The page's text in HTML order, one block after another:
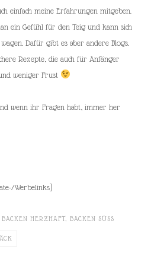
einfach meine Erfahrungen mitgeben.
ein Gefühl für den Teig und kann sich
Dafür gibt es aber andere Blogs.
Rezepte, die auch für Anfänger
weniger Frust
wenn ihr Fragen habt, immer her
Werbelinks]
BACKEN HERZHAFT BACKEN SÜSS